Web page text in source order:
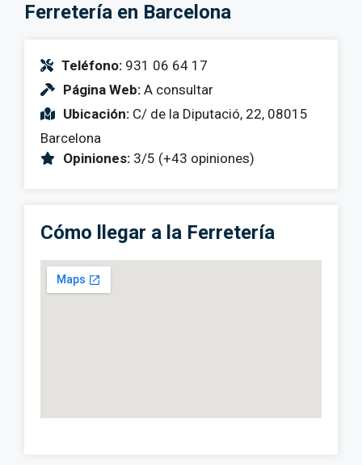
Ferretería en Barcelona
Teléfono: 931 06 64 17
Página Web: A consultar
Ubicación: C/ de la Diputació, 22, 08015
Barcelona
Opiniones: 3/5 (+43 opiniones)
Cómo llegar a la Ferretería